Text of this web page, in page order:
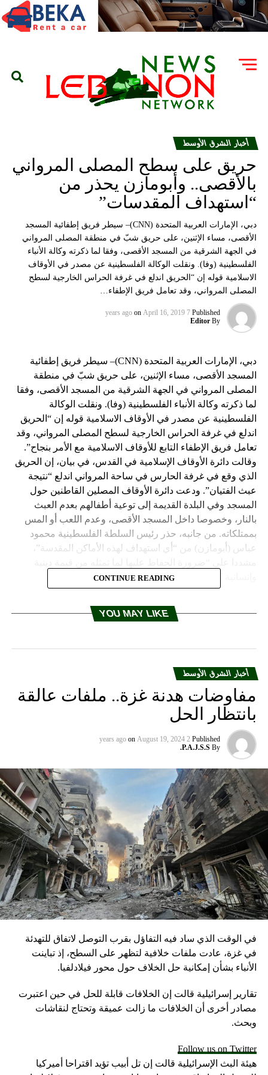
أخبار الشرق الأوسط
حريق على سطح المصلى المرواني
بالأقصى.. وأبومازن يحذر من
“استهداف المقدسات”
دبي، الإمارات العربية المتحدة (CNN)– سيطر فريق إطفائية المسجد
الأقصى، مساء الإثنين، على حريق شبّ في منطقة المصلى المرواني
في الجهة الشرقية من المسجد الأقصى، وفقا لما ذكرته وكالة الأنباء
الفلسطينية (وفا). ونقلت الوكالة الفلسطينية عن مصدر في الأوقاف
الاسلامية قوله إن “الحريق اندلع في غرفة الحراس الخارجية لسطح
المصلى المرواني، وقد تعامل فريق الإطفاء…
Published
7 years ago
on April 16, 2019
By
Editor
دبي، الإمارات العربية المتحدة (CNN)– سيطر فريق إطفائية
المسجد الأقصى، مساء الإثنين، على حريق شبّ في منطقة
المصلى المرواني في الجهة الشرقية من المسجد الأقصى، وفقا
لما ذكرته وكالة الأنباء الفلسطينية (وفا). ونقلت الوكالة
الفلسطينية عن مصدر في الأوقاف الاسلامية قوله إن “الحريق
اندلع في غرفة الحراس الخارجية لسطح المصلى المرواني، وقد
تعامل فريق الإطفاء التابع للأوقاف الاسلامية مع الأمر بنجاح”.
وقالت دائرة الأوقاف الإسلامية في القدس، في بيان، إن الحريق
الذي وقع في غرفة الحارس في ساحة المرواني اندلع “نتيجة
عبث الفتيان”. ودعت دائرة الأوقاف المصلين القاطنين حول
المسجد وفي البلدة القديمة إلى توعية أطفالهم بعدم العبث
بالنار، وخصوصا داخل المسجد الأقصى، وعدم اللعب أو المس
بممتلكاته. من جانبه، حذر رئيس السلطة الفلسطينية محمود
عباس (أبومازن) من “أي استهداف لهذه الأماكن المقدسة”،
وإنسانية كبير”، وفقا لما نقلته “وفا”.
المجلس العسكري السوداني يوضح موقفه من حرب
اليمن.. واتصال بين الملك سلمان والبرهان
CONTINUE READING
YOU MAY LIKE
أخبار الشرق الأوسط
مفاوضات هدنة غزة.. ملفات عالقة
بانتظار الحل
Published
2 years ago
on August 19, 2024
By
P.A.J.S.S.
في الوقت الذي ساد فيه التفاؤل بقرب التوصل لاتفاق للتهدئة
في غزة، عادت ملفات خلافية لتظهر على السطح، إذ تباينت
الأنباء بشأن إمكانية حل الخلاف حول محور فيلادلفيا.
تقارير إسرائيلية قالت إن الخلافات قابلة للحل في حين اعتبرت
مصادر أخرى أن الخلافات ما زالت عميقة وتحتاج لنقاشات
وبحث.
Follow us on Twitter
هيئة البث الإسرائيلية قالت إن تل أبيب تؤيد اقتراحا أميركيا